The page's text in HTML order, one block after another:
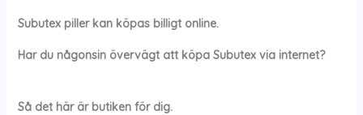
Subutex piller kan köpas billigt online.
Har du någonsin övervägt att köpa Subutexvia internet?
Så det här är butiken för dig.